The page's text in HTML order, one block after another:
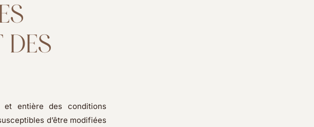
DES
et entière des conditions
d’être modifiées